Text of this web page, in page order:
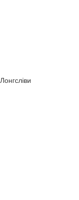
Лонгсліви